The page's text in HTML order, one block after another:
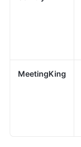
MeetingKing